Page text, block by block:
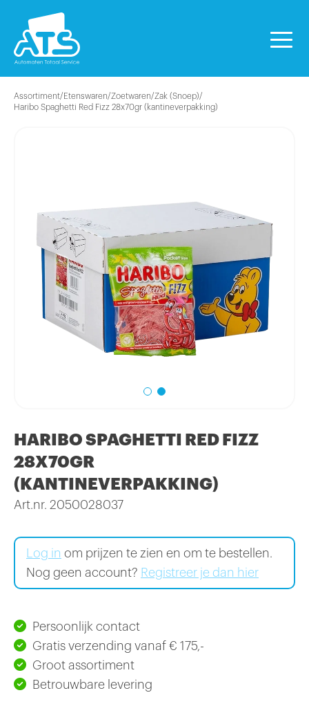
Assortiment/Etenswaren/Zoetwaren/Zak (Snoep)/
Haribo Spaghetti Red Fizz 28x70gr (kantineverpakking)
HARIBO SPAGHETTI RED FIZZ
28X70GR
(KANTINEVERPAKKING)
Art.nr. 2050028037
Log in om prijzen te zien en om te bestellen.
Nog geen account? Registreer je dan hier
Persoonlijk contact
Gratis verzending vanaf € 175,-
Groot assortiment
Betrouwbare levering